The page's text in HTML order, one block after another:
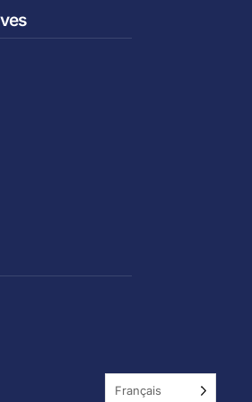
Français